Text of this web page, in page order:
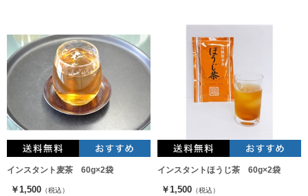
インスタント麦茶 60g×2袋
￥1,500 （税込）
インスタントほうじ茶 60g×2袋
￥1,500 （税込）